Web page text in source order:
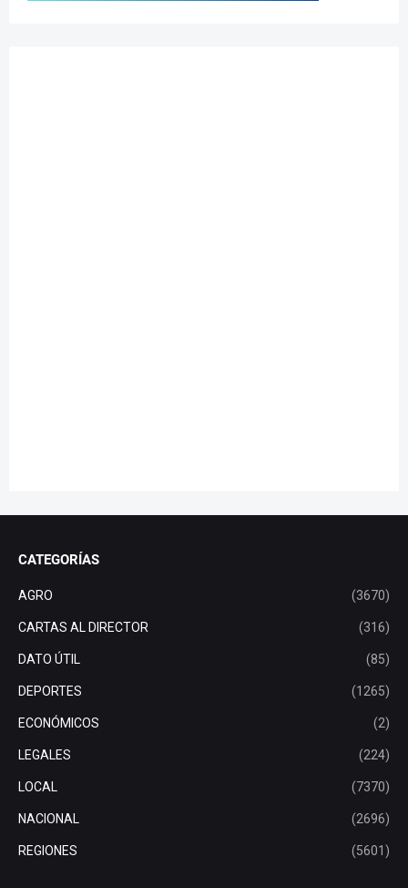
CATEGORÍAS
AGRO (3670)
CARTAS AL DIRECTOR (316)
DATO ÚTIL (85)
DEPORTES (1265)
ECONÓMICOS (2)
LEGALES (224)
LOCAL (7370)
NACIONAL (2696)
REGIONES (5601)